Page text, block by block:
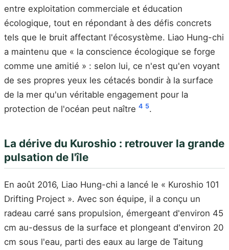
entre exploitation commerciale et éducation
écologique, tout en répondant à des défis concrets
tels que le bruit affectant l'écosystème. Liao Hung-chi
a maintenu que « la conscience écologique se forge
comme une amitié » : selon lui, ce n'est qu'en voyant
de ses propres yeux les cétacés bondir à la surface
de la mer qu'un véritable engagement pour la
protection de l'océan peut naître 4 5.
La dérive du Kuroshio : retrouver la grande
pulsation de l'île
En août 2016, Liao Hung-chi a lancé le « Kuroshio 101
Drifting Project ». Avec son équipe, il a conçu un
radeau carré sans propulsion, émergeant d'environ 45
cm au-dessus de la surface et plongeant d'environ 20
cm sous l'eau, parti des eaux au large de Taitung